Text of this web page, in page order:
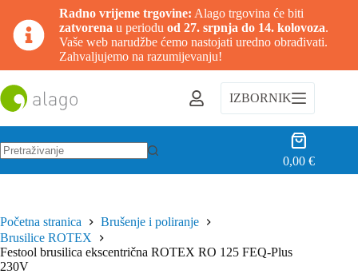
Radno vrijeme trgovine: Alago trgovina će biti
zatvorena u periodu od 27. srpnja do 14. kolovoza.
Vaše web narudžbe ćemo nastojati uredno obrađivati.
Zahvaljujemo na razumijevanju!
na
sadržaj
IZBORNIK
Košarica
0,00€
Početna stranica
Brušenje i poliranje
Brusilice ROTEX
Festool brusilica ekscentrična ROTEX RO 125 FEQ-Plus
230V